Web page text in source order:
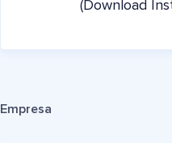
(Download
Empresa